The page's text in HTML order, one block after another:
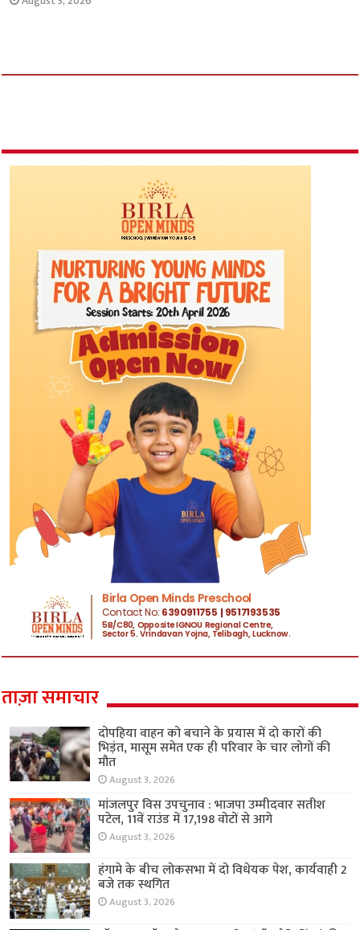
ताज़ा समाचार
दोपहिया वाहन को बचाने के प्रयास में दो कारों की
भिड़ंत, मासूम समेत एक ही परिवार के चार लोगों की
मौत
August 3, 2026
मांजलपुर विस उपचुनाव : भाजपा उम्मीदवार सतीश
पटेल, 11वें राउंड में 17,198 वोटों से आगे
August 3, 2026
हंगामे के बीच लोकसभा में दो विधेयक पेश, कार्यवाही 2
बजे तक स्थगित
August 3, 2026